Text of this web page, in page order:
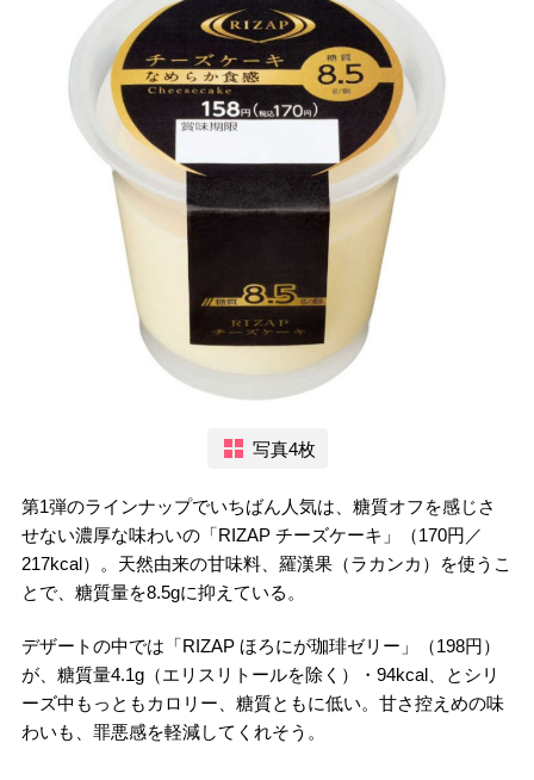
写真4枚
第1弾のラインナップでいちばん人気は、糖質オフを感じさ
せない濃厚な味わいの「RIZAP チーズケーキ」（170円／
217kcal）。天然由来の甘味料、羅漢果（ラカンカ）を使うこ
とで、糖質量を8.5gに抑えている。
デザートの中では「RIZAP ほろにが珈琲ゼリー」（198円）
が、糖質量4.1g（エリスリトールを除く）・94kcal、とシリ
ーズ中もっともカロリー、糖質ともに低い。甘さ控えめの味
わいも、罪悪感を軽減してくれそう。